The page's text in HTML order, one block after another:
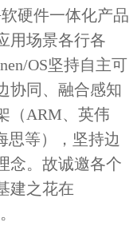
硬件一体化产品
用场景各行各
OS坚持自主可
协同、融合感知
（ARM、英伟
思等），坚持边
念。故诚邀各个
建之花在